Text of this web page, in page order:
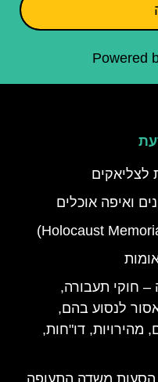
Powered
לצליאקים
ואיפה אוכלים
חוקי תעבורה,
לנסוע בהם,
מהירויות, דו"חות,
משדה התעופה